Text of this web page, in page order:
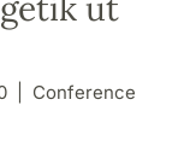
Conference